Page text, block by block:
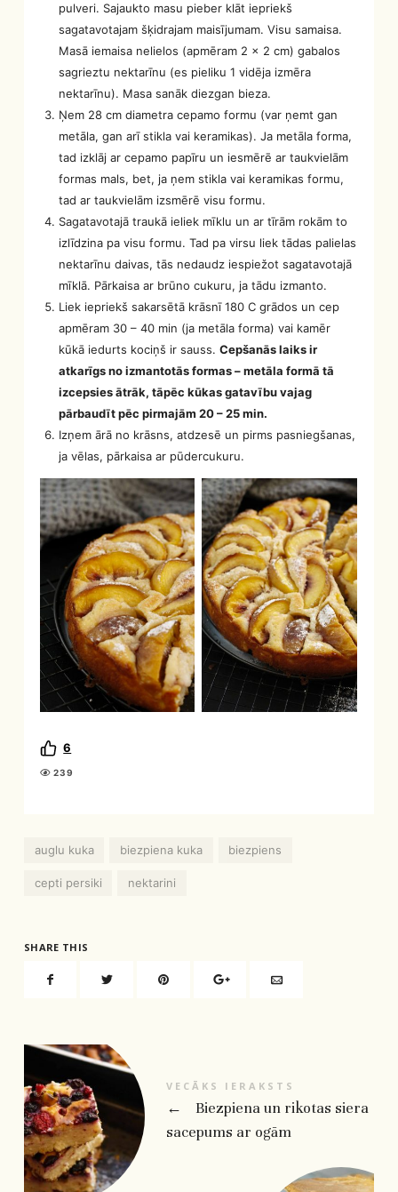
pulveri. Sajaukto masu pieber klāt iepriekš
sagatavotajam šķidrajam maisījumam. Visu samaisa.
Masā iemaisa nelielos (apmēram 2 x 2 cm) gabalos
sagrieztu nektarīnu (es pieliku 1 vidēja izmēra
nektarīnu). Masa sanāk diezgan bieza.
Ņem 28 cm diametra cepamo formu (var ņemt gan
metāla, gan arī stikla vai keramikas). Ja metāla forma,
tad izklāj ar cepamo papīru un iesmērē ar taukvielām
formas mals, bet, ja ņem stikla vai keramikas formu,
tad ar taukvielām izsmērē visu formu.
Sagatavotajā traukā ieliek mīklu un ar tīrām rokām to
izlīdzina pa visu formu. Tad pa virsu liek tādas palielas
nektarīnu daivas, tās nedaudz iespiežot sagatavotajā
mīklā. Pārkaisa ar brūno cukuru, ja tādu izmanto.
Liek iepriekš sakarsētā krāsnī 180 C grādos un cep
apmēram 30 – 40 min (ja metāla forma) vai kamēr
kūkā iedurts kociņš ir sauss.Cepšanās laiks ir
atkarīgs no izmantotās formas – metāla formā tā
izcepsies ātrāk, tāpēc kūkas gatavību vajag
pārbaudīt pēc pirmajām 20 – 25 min.
Izņem ārā no krāsns, atdzesē un pirms pasniegšanas,
ja vēlas, pārkaisa ar pūdercukuru.
6
239
auglu kuka biezpiena kuka biezpiens
cepti persiki nektarini
SHARE THIS
VECĀKS IERAKSTS
←
Biezpiena un rikotas siera
sacepums ar ogām